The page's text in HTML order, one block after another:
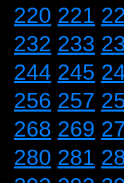
220 221
232 233
244 245
256 257
268 269
280 281